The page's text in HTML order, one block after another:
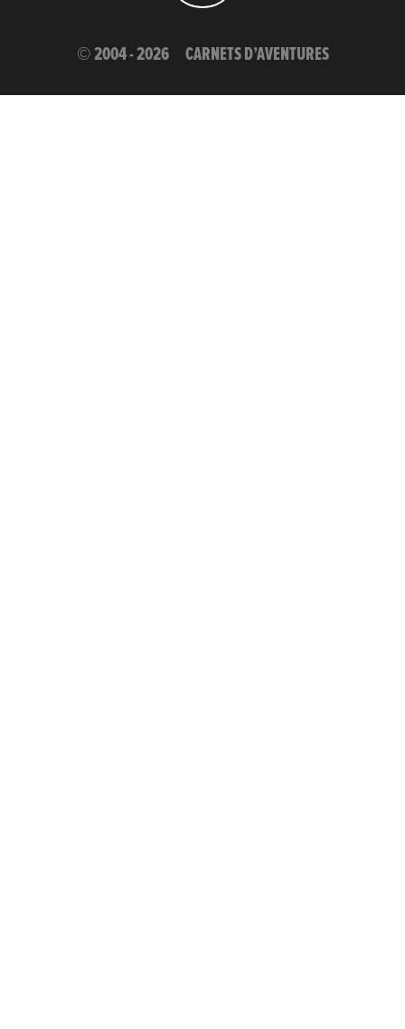
© 2004 - 2026 CARNETS D’AVENTURES